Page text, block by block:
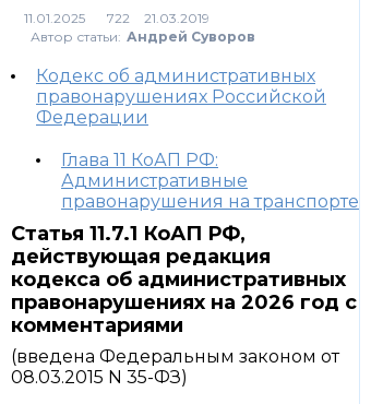
722
Автор статьи: Андрей Суворов
Кодекс об административных
правонарушениях Российской
Федерации
Глава 11 КоАП РФ:
Административные
правонарушения на транспорте
Статья 11.7.1 КоАП РФ,
действующая редакция
кодекса об административных
правонарушениях на 2026 год с
комментариями
(введена Федеральным законом от
08.03.2015 N 35-ФЗ)